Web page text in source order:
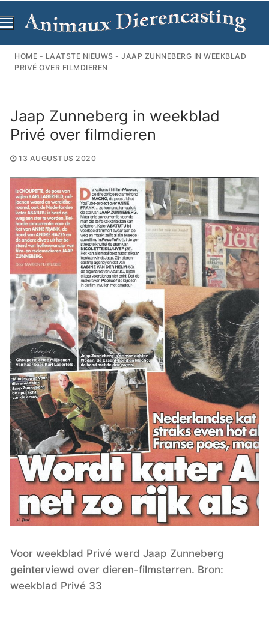
naar
inhoud
HOME - LAATSTE NIEUWS -JAAP ZUNNEBERG IN WEEKBLAD
PRIVÉ OVER FILMDIEREN
Jaap Zunneberg in weekblad
Privé over filmdieren
13 AUGUSTUS 2020
Voor weekblad Privé werd Jaap Zunneberg
geinterviewd over dieren-filmsterren. Bron:
weekblad Privé 33